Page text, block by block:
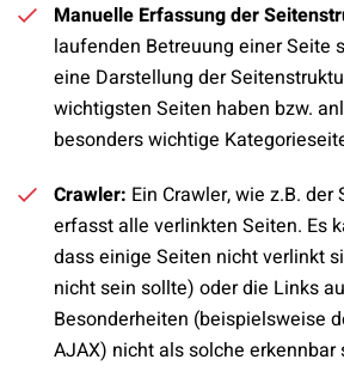
Manuelle Erfassung der
laufenden Betreuung einer Seite
eine Darstellung der
wichtigsten Seiten haben bzw.
besonders wichtige
Crawler: Ein Crawler, wie z.B. der
erfasst alle verlinkten Seiten. Es
dass einige Seiten nicht verlinkt
nicht sein sollte) oder die Links
Besonderheiten (beispielsweise
AJAX) nicht als solche erkennbar